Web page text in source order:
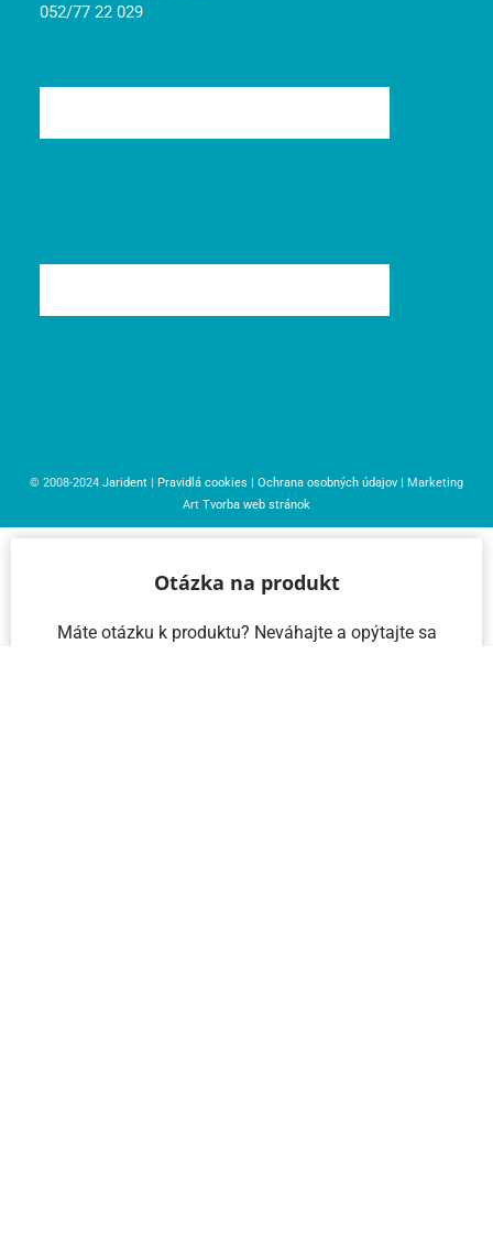
052/77 22 029
© 2008-2024 Jarident Pravidlá cookies Ochrana osobných údajov | Marketing
Art Tvorba web stránok
Otázka na produkt
Máte otázku k produktu? Neváhajte a opýtajte sa